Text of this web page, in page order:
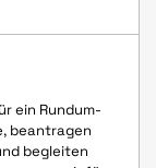
ein Rundum-
beantragen
begleiten